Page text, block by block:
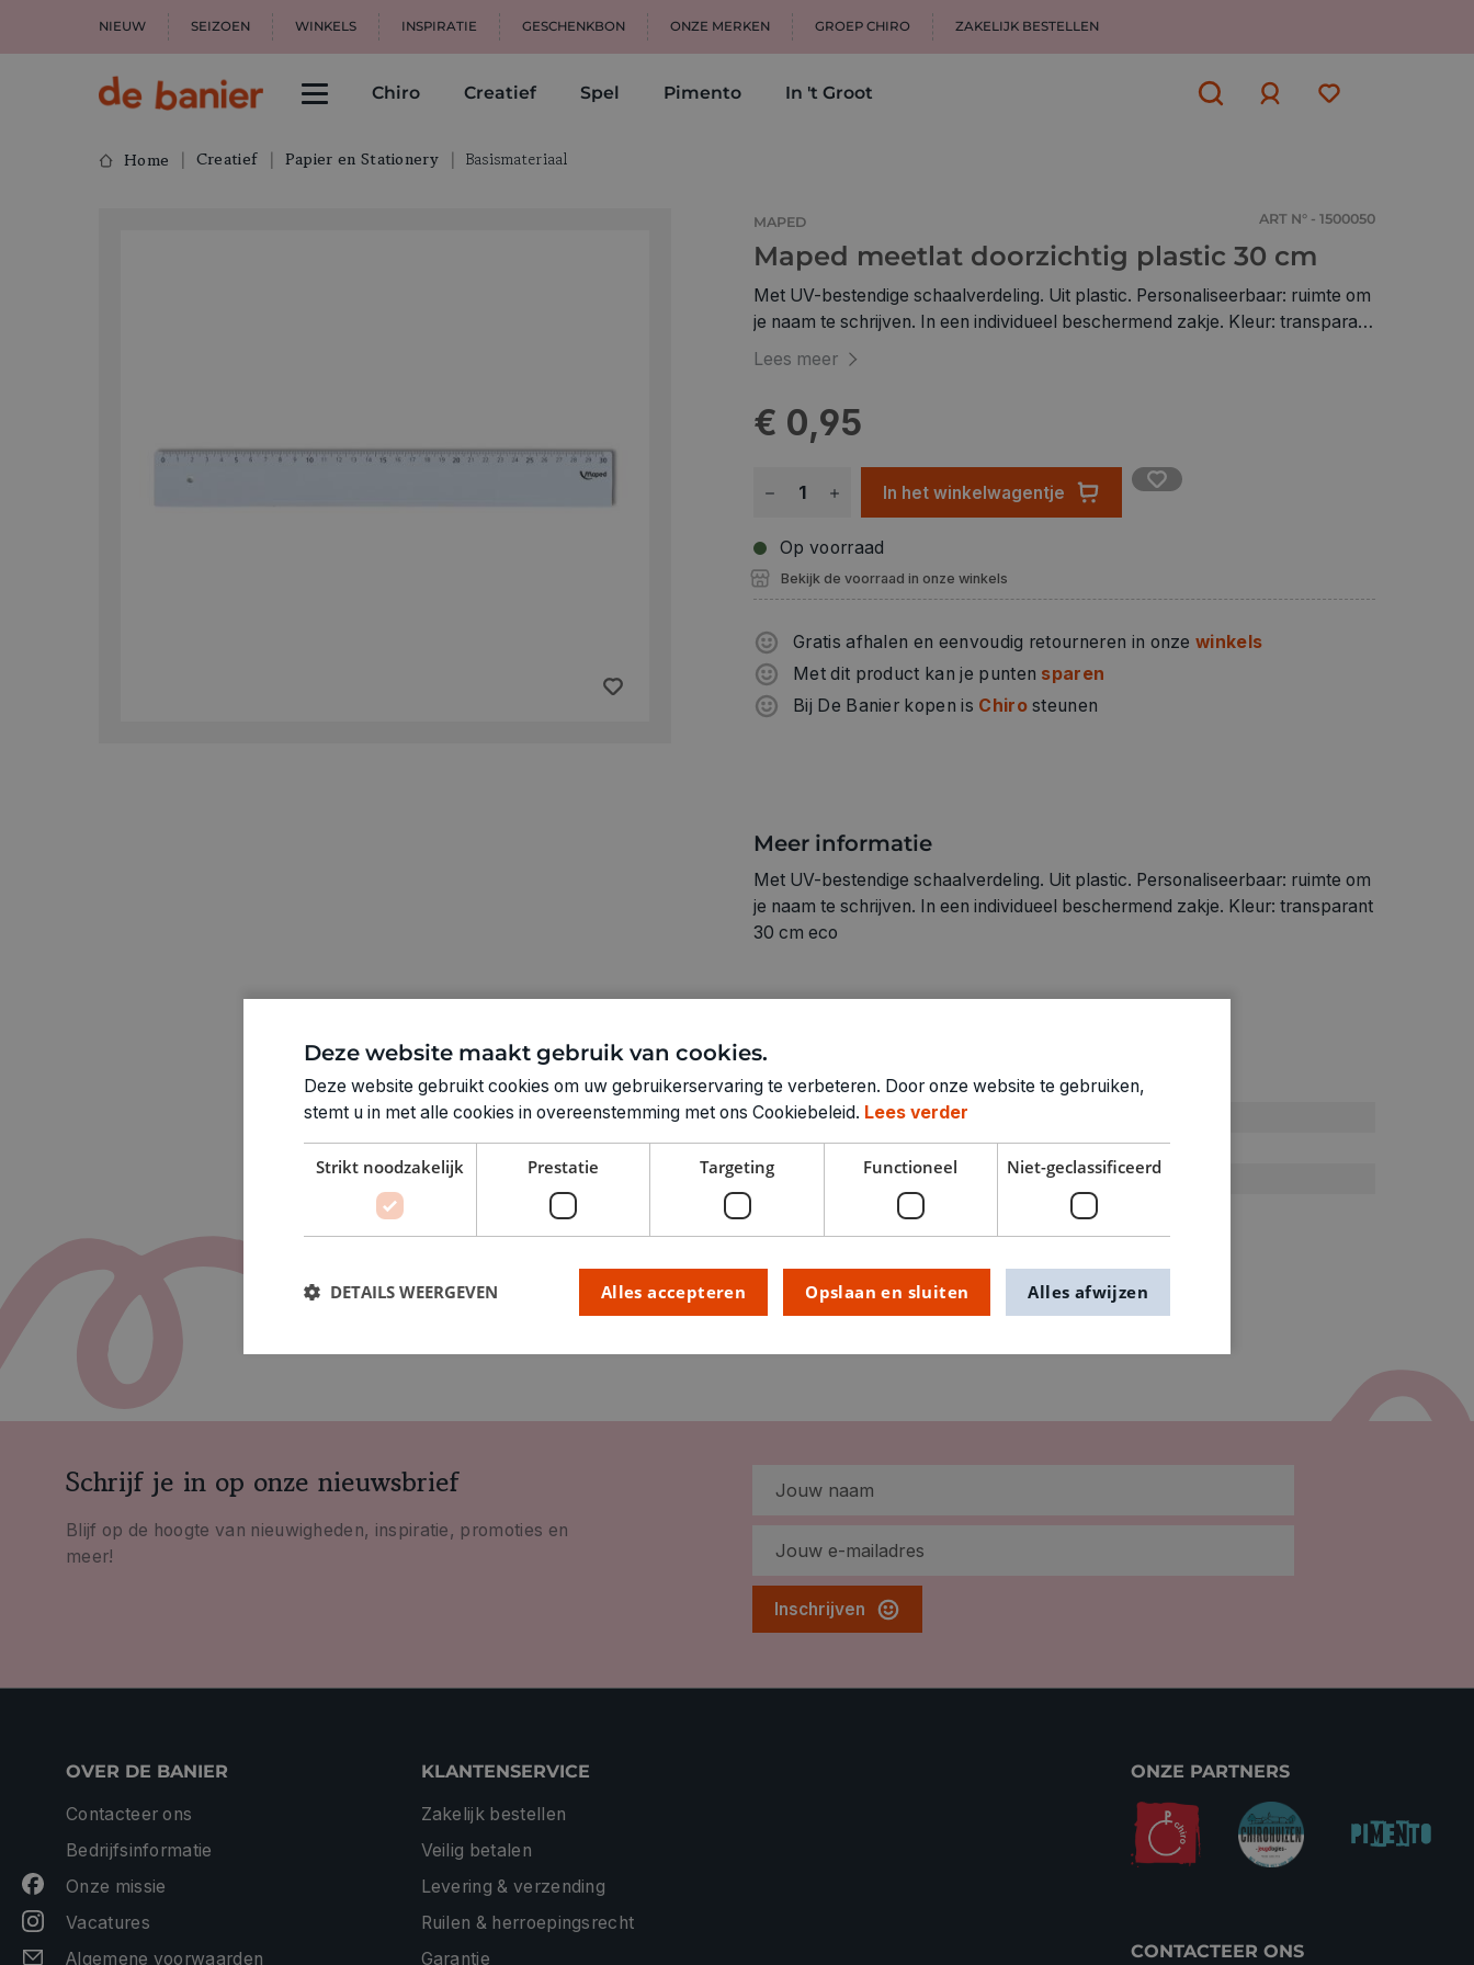
NIEUW SEIZOEN WINKELS INSPIRATIE GESCHENKBON ONZE MERKEN GROEP CHIRO ZAKELIJK BESTELLEN
Chiro Creatief Spel Pimento In 't Groot
Home Creatief Papier en Stationery Basismateriaal
MAPED ART N° - 1500050
Maped meetlat doorzichtig plastic 30 cm
Met UV-bestendige schaalverdeling. Uit plastic. Personaliseerbaar: ruimte om
je naam te schrijven. In een individueel beschermend zakje. Kleur: transparant
30 cm eco
Lees meer
€ 0,95
In het winkelwagentje
Op voorraad
Bekijk de voorraad in onze winkels
Gratis afhalen en eenvoudig retourneren in onzewinkels
Met dit product kan je punten sparen
Bij De Banier kopen is Chirosteunen
Meer informatie
Met UV-bestendige schaalverdeling. Uit plastic. Personaliseerbaar: ruimte om
je naam te schrijven. In een individueel beschermend zakje. Kleur: transparant
30 cm eco
Technische specificaties
RUBRIEK:
GEWICHT 0.021kg
ARTIKELNUMMER 1500050
Schrijf je in op onze nieuwsbrief
Blijf op de hoogte van nieuwigheden, inspiratie, promoties en
meer!
Inschrijven
OVER DE BANIER
Contacteer ons
Bedrijfsinformatie
Onze missie
Vacatures
Algemene voorwaarden
KLANTENSERVICE
Zakelijk bestellen
Veilig betalen
Levering & verzending
Ruilen & herroepingsrecht
Garantie
ONZE PARTNERS
CONTACTEER ONS
Deze website maakt gebruik van cookies.
Deze website gebruikt cookies om uw gebruikerservaring te verbeteren. Door onze website te gebruiken,
stemt u in met alle cookies in overeenstemming met ons Cookiebeleid. Lees verder
Strikt noodzakelijk Prestatie Targeting Functioneel Niet-geclassificeerd
Opslaan en sluiten
Alles accepteren Alles afwijzen
DETAILS WEERGEVEN